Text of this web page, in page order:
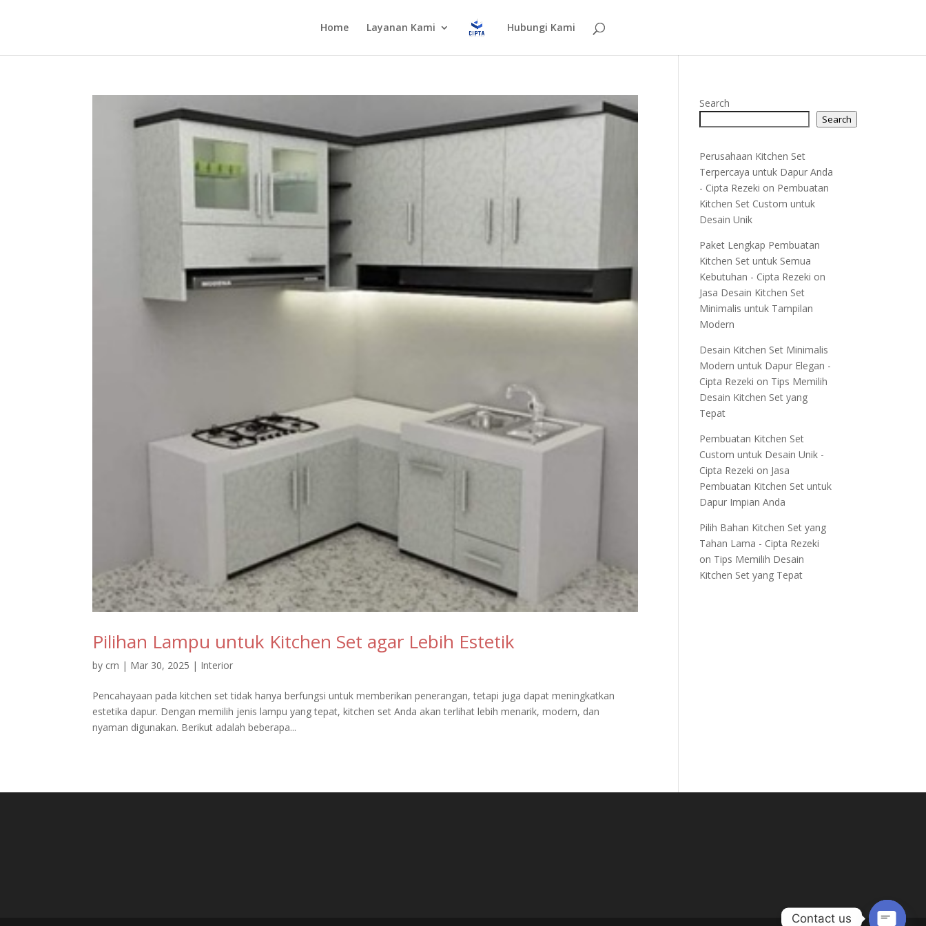
Home Layanan Kami Hubungi Kami
Pilihan Lampu untuk Kitchen Set agar Lebih Estetik
by crn | Mar 30, 2025 | Interior
Pencahayaan pada kitchen set tidak hanya berfungsi untuk memberikan penerangan, tetapi juga dapat meningkatkan
estetika dapur. Dengan memilih jenis lampu yang tepat, kitchen set Anda akan terlihat lebih menarik, modern, dan
nyaman digunakan. Berikut adalah beberapa...
Search
Search
Perusahaan Kitchen Set
Terpercaya untuk Dapur Anda
- Cipta Rezeki on Pembuatan
Kitchen Set Custom untuk
Desain Unik
Paket Lengkap Pembuatan
Kitchen Set untuk Semua
Kebutuhan - Cipta Rezeki on
Jasa Desain Kitchen Set
Minimalis untuk Tampilan
Modern
Desain Kitchen Set Minimalis
Modern untuk Dapur Elegan -
Cipta Rezeki on Tips Memilih
Desain Kitchen Set yang
Tepat
Pembuatan Kitchen Set
Custom untuk Desain Unik -
Cipta Rezeki on Jasa
Pembuatan Kitchen Set untuk
Dapur Impian Anda
Pilih Bahan Kitchen Set yang
Tahan Lama - Cipta Rezeki
on Tips Memilih Desain
Kitchen Set yang Tepat
Contact us